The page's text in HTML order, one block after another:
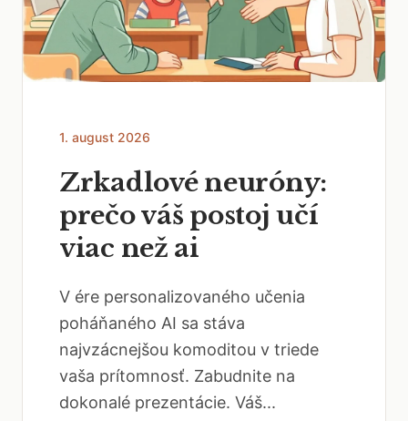
1. august 2026
Zrkadlové neuróny:
prečo váš postoj učí
viac než ai
V ére personalizovaného učenia
poháňaného AI sa stáva
najvzácnejšou komoditou v triede
vaša prítomnosť. Zabudnite na
dokonalé prezentácie. Váš...